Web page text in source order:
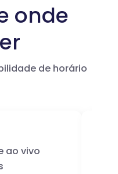
onde
de horário
ao vivo